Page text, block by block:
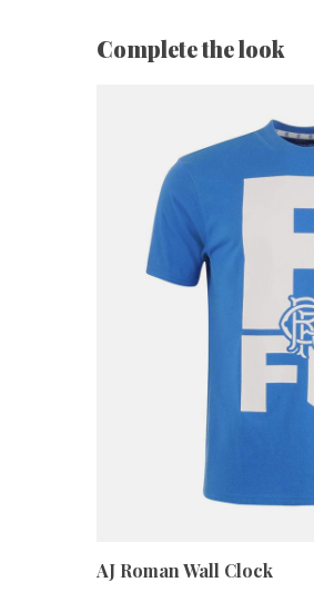
Complete the look
AJ Roman Wall Clock